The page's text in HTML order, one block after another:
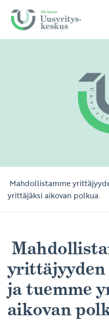
Mahdollistamme
yrittäjäksi aikovan polkua.
yrittäjyyden
ja tuemme
aikovan